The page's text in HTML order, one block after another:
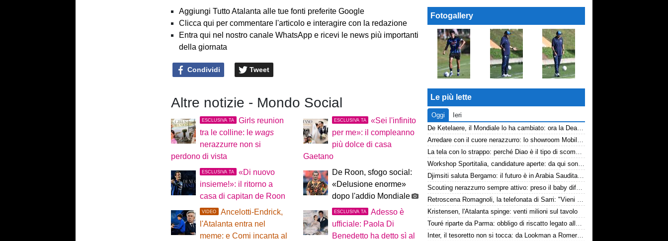
Aggiungi Tutto Atalanta alle tue fonti preferite Google
Clicca qui per commentare l'articolo e interagire con la redazione
Entra qui nel nostro canale WhatsApp e ricevi le news più importanti
della giornata
Condividi Tweet
Altre notizie - Mondo Social
ESCLUSIVA TA
Girls reunion
tra le colline: lewags
nerazzurre non si
perdono di vista
ESCLUSIVA TA
«Sei l'infinito
per me»: il compleanno
più dolce di casa
Gaetano
ESCLUSIVA TA
«Di nuovo
insieme!»: il ritorno a
casa di capitan de Roon
De Roon, sfogo social:
«Delusione enorme»
dopo l'addio Mondiale
VIDEO
Ancelotti-Endrick,
l'Atalanta entra nel
meme: e Comi incanta al
ESCLUSIVA TA
Adesso è
ufficiale: Paola Di
Benedetto ha detto sì al
Fotogallery
Le più lette
Oggi
Ieri
De Ketelaere, il Mondiale lo ha cambiato: ora la Dea riparte da lui
Arredare con il cuore nerazzurro: lo showroom Mobilmondo a Osio Sotto. Quando essere di fede atalantina conviene
La tela con lo strappo: perché Diao è il tipo di scommessa che Giuntoli ama
Workshop Sportitalia, candidature aperte: da qui sono passate firme di Serie A
Djimsiti saluta Bergamo: il futuro è in Arabia Saudita! Tre milioni e firma biennale
Scouting nerazzurro sempre attivo: preso il baby difensore 2010 Levačić
Retroscena Romagnoli, la telefonata di Sarri: "Vieni con me a Bergamo"
Kristensen, l'Atalanta spinge: venti milioni sul tavolo
Touré riparte da Parma: obbligo di riscatto legato alla salvezza
Inter, il tesoretto non si tocca: da Lookman a Romero, un anno di rinunce